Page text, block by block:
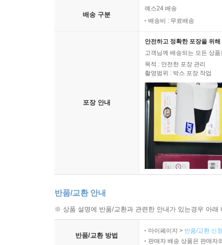
배송 구분
예스24 배송
배송비 : 무료배송
포장 안내
안전하고 정확한 포장을 위
고객님께 배송되는 모든 상
목적 : 안전한 포장 관리
촬영범위 : 박스 포장 작업
반품/교환 안내
※ 상품 설명에 반품/교환과 관련한 안내가 있는경우 아
반품/교환 방법
마이페이지 > 반품/교환 신
판매자 배송 상품은 판매자